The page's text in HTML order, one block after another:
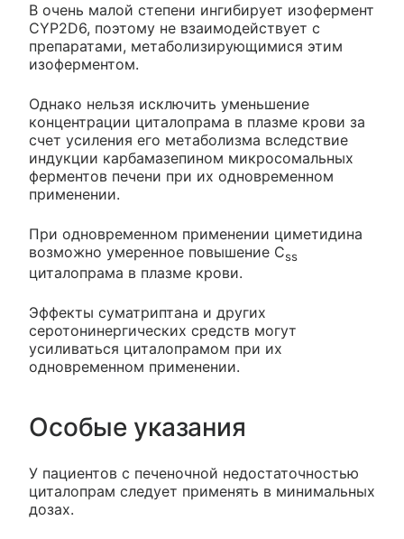
В очень малой степени ингибирует изофермент
CYP2D6, поэтому не взаимодействует с
препаратами, метаболизирующимися этим
изоферментом.
Однако нельзя исключить уменьшение
концентрации циталопрама в плазме крови за
счет усиления его метаболизма вследствие
индукции карбамазепином микросомальных
ферментов печени при их одновременном
применении.
При одновременном применении циметидина
возможно умеренное повышение Css
циталопрама в плазме крови.
Эффекты суматриптана и других
серотонинергических средств могут
усиливаться циталопрамом при их
одновременном применении.
Особые указания
У пациентов с печеночной недостаточностью
циталопрам следует применять в минимальных
дозах.